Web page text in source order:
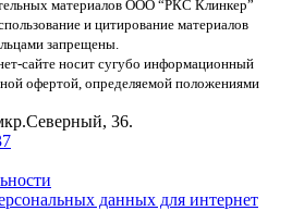
материалов ООО “РКС Клинкер”
и цитирование материалов
запрещены.
сайте носит сугубо информационный
офертой, определяемой положениями
36.
данных для интернет